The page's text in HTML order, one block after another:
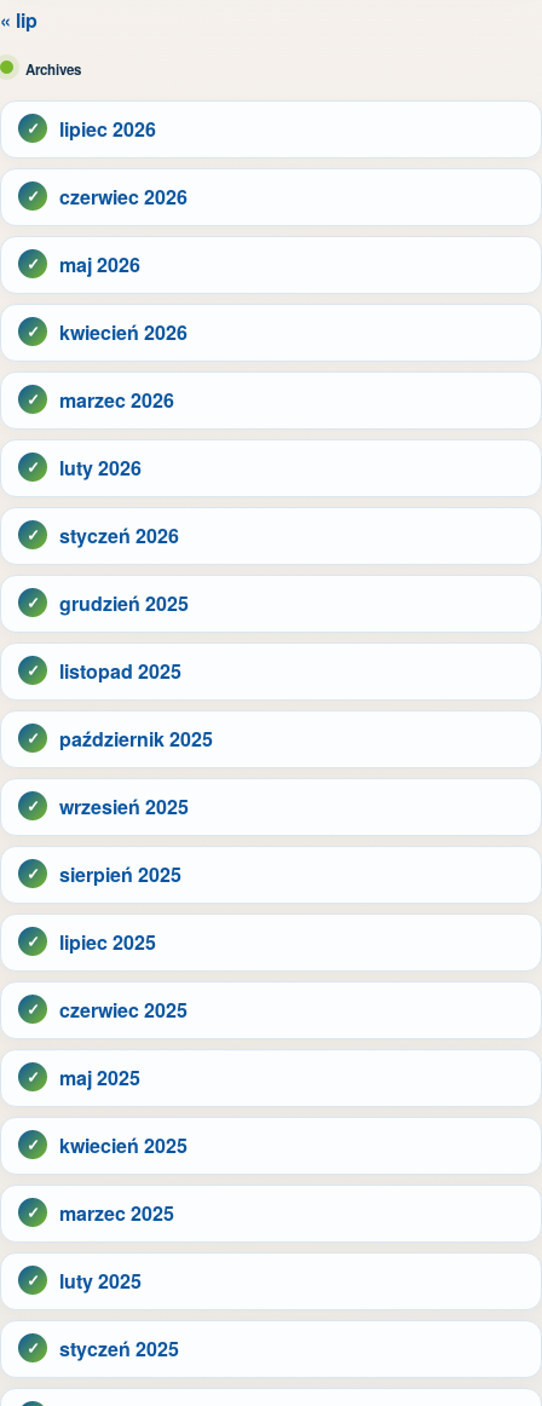
« lip
Archives
lipiec 2026
czerwiec 2026
maj 2026
kwiecień 2026
marzec 2026
luty 2026
styczeń 2026
grudzień 2025
listopad 2025
październik 2025
wrzesień 2025
sierpień 2025
lipiec 2025
czerwiec 2025
maj 2025
kwiecień 2025
marzec 2025
luty 2025
styczeń 2025